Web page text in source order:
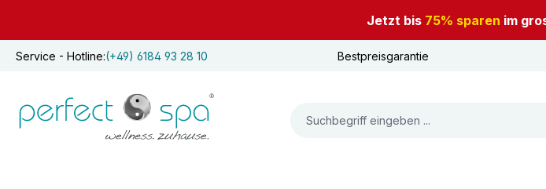
Jetzt bis 75% sparen im
Service - Hotline:(+49) 6184 93 28 10 Bestpreisgarantie